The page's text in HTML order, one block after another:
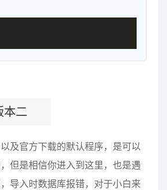
本二
及官方下载的默认程序，是可以
但是相信你进入到这里，也是遇
导入时数据库报错，对于小白来